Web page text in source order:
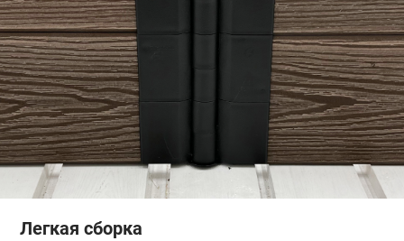
Легкая сборка